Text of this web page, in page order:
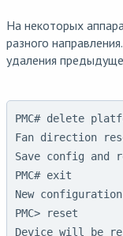
На некоторых
разного
удаления
PMC# delete
Fan direction
Save config
PMC# exit
New
PMC> reset
Device will be